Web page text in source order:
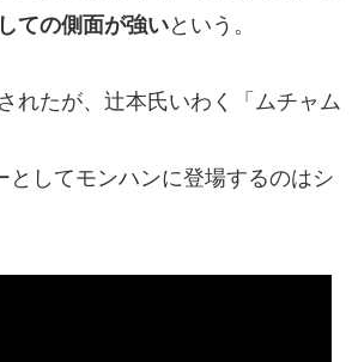
ての側面が強いという。
れたが、辻本氏いわく「ムチャム
してモンハンに登場するのはシ